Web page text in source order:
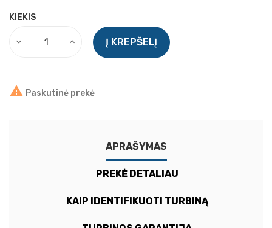
KIEKIS
Į KREPŠELĮ
 Paskutinė prekė
APRAŠYMAS
PREKĖ DETALIAU
KAIP IDENTIFIKUOTI TURBINĄ